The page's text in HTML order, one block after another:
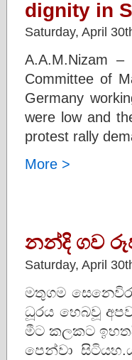
dignity in
Saturday, April
A.A.M.Nizam
Committee of
Germany
were low and
protest rally
More >
නන්දි ගව
Saturday, April
මතුගම
ධූරය හෙබවූ
මීට කලකට
පෙන්වා